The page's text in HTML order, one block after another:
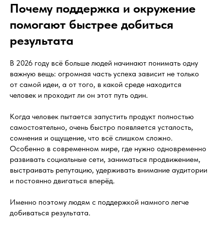
Почему поддержка и окружение
помогают быстрее добиться
результата
В 2026 году всё больше людей начинают понимать одну
важную вещь: огромная часть успеха зависит не только
от самой идеи, а от того, в какой среде находится
человек и проходит ли он этот путь один.
Когда человек пытается запустить продукт полностью
самостоятельно, очень быстро появляется усталость,
сомнения и ощущение, что всё слишком сложно.
Особенно в современном мире, где нужно одновременно
развивать социальные сети, заниматься продвижением,
выстраивать репутацию, удерживать внимание аудитории
и постоянно двигаться вперёд.
Именно поэтому людям с поддержкой намного легче
добиваться результата.